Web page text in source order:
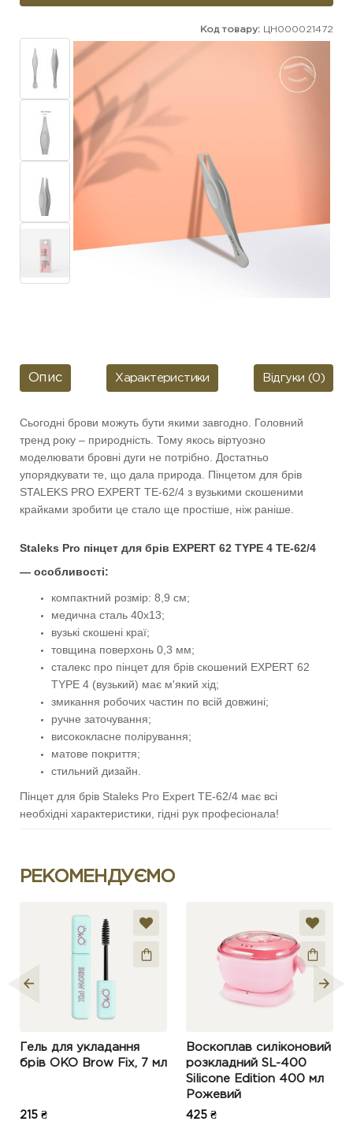
Код товару: ЦН000021472
Опис Характеристики Відгуки (0)
Сьогодні брови можуть бути якими завгодно. Головний
тренд року – природність. Тому якось віртуозно
моделювати бровні дуги не потрібно. Достатньо
упорядкувати те, що дала природа. Пінцетом для брів
STALEKS PRO EXPERT TE-62/4 з вузькими скошеними
крайками зробити це стало ще простіше, ніж раніше.
Staleks Pro пінцет для брів EXPERT 62 TYPE 4 TE-62/4
— особливості:
компактний розмір: 8,9 см;
медична сталь 40х13;
вузькі скошені краї;
товщина поверхонь 0,3 мм;
сталекс про пінцет для брів скошений EXPERT 62
TYPE 4 (вузький) має м'який хід;
змикання робочих частин по всій довжині;
ручне заточування;
висококласне полірування;
матове покриття;
стильний дизайн.
Пінцет для брів Staleks Pro Expert TE-62/4 має всі
необхідні характеристики, гідні рук професіонала!
РЕКОМЕНДУЄМО
Гель для укладання
брів OKO Brow Fix, 7 мл
215 ₴
Воскоплав силіконовий
розкладний SL-400
Silicone Edition 400 мл
Рожевий
425 ₴